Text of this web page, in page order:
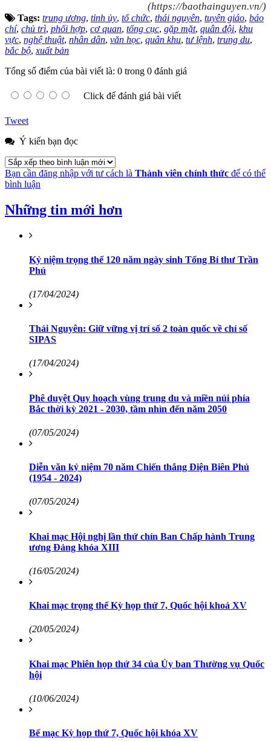
(https://baothainguyen.vn/)
Tags: trung ương, tỉnh ủy, tổ chức, thái nguyên, tuyên giáo, báo
chí, chủ trì, phối hợp, cơ quan, tổng cục, gặp mặt, quân đội, khu
vực, nghệ thuật, nhân dân, văn học, quân khu, tư lệnh, trung du,
bắc bộ,xuất bản
Tổng số điểm của bài viết là: 0 trong 0 đánh giá
Click để đánh giá bài viết
Tweet
Ý kiến bạn đọc
Bạn cần đăng nhập với tư cách là Thành viên chính thức để có thể
bình luận
Những tin mới hơn
Kỷ niệm trọng thể 120 năm ngày sinh Tổng Bí thư Trần
Phú
(17/04/2024)
Thái Nguyên: Giữ vững vị trí số 2 toàn quốc về chỉ số
SIPAS
(17/04/2024)
Phê duyệt Quy hoạch vùng trung du và miền núi phía
Bắc thời kỳ 2021 - 2030, tầm nhìn đến năm 2050
(07/05/2024)
Diễn văn kỷ niệm 70 năm Chiến thắng Điện Biên Phủ
(1954 - 2024)
(07/05/2024)
Khai mạc Hội nghị lần thứ chín Ban Chấp hành Trung
ương Đảng khóa XIII
(16/05/2024)
Khai mạc trọng thể Kỳ họp thứ 7, Quốc hội khoá XV
(20/05/2024)
Khai mạc Phiên họp thứ 34 của Ủy ban Thường vụ Quốc
hội
(10/06/2024)
Bế mạc Kỳ họp thứ 7, Quốc hội khóa XV